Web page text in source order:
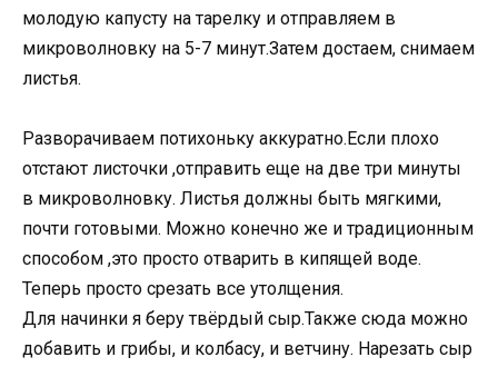
молодую капусту на тарелку и отправляем в
микроволновку на 5-7 минут.Затем достаем, снимаем
листья.
Разворачиваем потихоньку аккуратно.Если плохо
отстают листочки ,отправить еще на две три минуты
в микроволновку. Листья должны быть мягкими,
почти готовыми. Можно конечно же и традиционным
способом ,это просто отварить в кипящей воде.
Теперь просто срезать все утолщения.
Для начинки я беру твёрдый сыр.Также сюда можно
добавить и грибы, и колбасу, и ветчину. Нарезать сыр